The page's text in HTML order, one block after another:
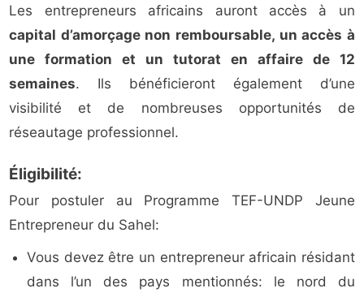
Les entrepreneurs africains auront accès à un
capital d’amorçage non remboursable, un accès à
une formation et un tutorat en affaire de 12
semaines. Ils bénéficieront également d’une
visibilité et de nombreuses opportunités de
réseautage professionnel.
Éligibilité:
Pour postuler au Programme TEF-UNDP Jeune
Entrepreneur du Sahel:
Vous devez être un entrepreneur africain résidant
dans l’un des pays mentionnés: le nord du